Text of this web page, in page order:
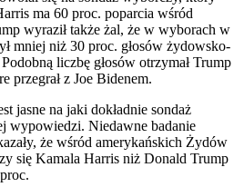
ma 60 proc. poparcia wśród
wyraził także żal, że w wyborach w
mniej niż 30 proc. głosów żydowsko-
liczbę głosów otrzymał Trump
przegrał z Joe Bidenem.
jasne na jaki dokładnie sondaż
wypowiedzi. Niedawne badanie
że wśród amerykańskich Żydów
się Kamala Harris niż Donald Trump